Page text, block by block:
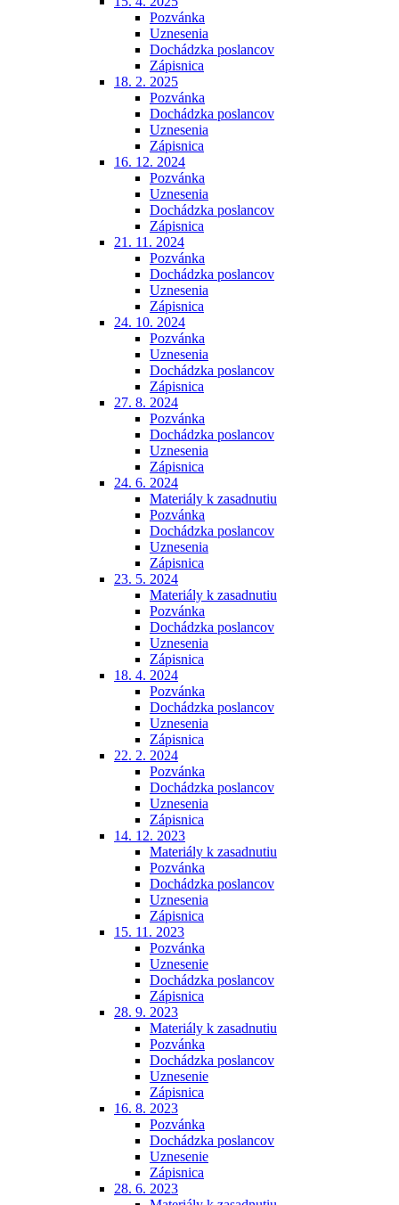
Pozvánka
Uznesenia
Dochádzka poslancov
Zápisnica
18. 2. 2025
Pozvánka
Dochádzka poslancov
Uznesenia
Zápisnica
16. 12. 2024
Pozvánka
Uznesenia
Dochádzka poslancov
Zápisnica
21. 11. 2024
Pozvánka
Dochádzka poslancov
Uznesenia
Zápisnica
24. 10. 2024
Pozvánka
Uznesenia
Dochádzka poslancov
Zápisnica
27. 8. 2024
Pozvánka
Dochádzka poslancov
Uznesenia
Zápisnica
24. 6. 2024
Materiály k zasadnutiu
Pozvánka
Dochádzka poslancov
Uznesenia
Zápisnica
23. 5. 2024
Materiály k zasadnutiu
Pozvánka
Dochádzka poslancov
Uznesenia
Zápisnica
18. 4. 2024
Pozvánka
Dochádzka poslancov
Uznesenia
Zápisnica
22. 2. 2024
Pozvánka
Dochádzka poslancov
Uznesenia
Zápisnica
14. 12. 2023
Materiály k zasadnutiu
Pozvánka
Dochádzka poslancov
Uznesenia
Zápisnica
15. 11. 2023
Pozvánka
Uznesenie
Dochádzka poslancov
Zápisnica
28. 9. 2023
Materiály k zasadnutiu
Pozvánka
Dochádzka poslancov
Uznesenie
Zápisnica
16. 8. 2023
Pozvánka
Dochádzka poslancov
Uznesenie
Zápisnica
28. 6. 2023